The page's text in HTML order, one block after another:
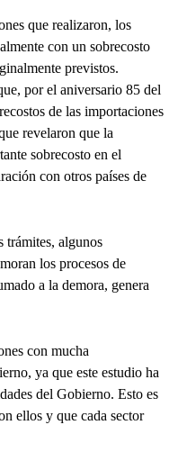
que realizaron, los
con un sobrecosto
previstos.
por el aniversario 85 del
de las importaciones
revelaron que la
sobrecosto en el
con otros países de
trámites, algunos
los procesos de
a la demora, genera
con mucha
ya que este estudio ha
del Gobierno. Esto es
ellos y que cada sector